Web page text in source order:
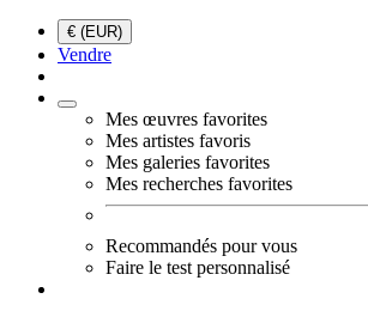
€ (EUR)
Vendre
Mes œuvres favorites
Mes artistes favoris
Mes galeries favorites
Mes recherches favorites
Recommandés pour vous
Faire le test personnalisé